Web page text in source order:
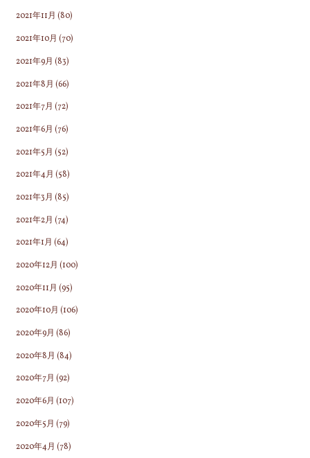
2021年11月 (80)
2021年10月 (70)
2021年9月 (83)
2021年8月 (66)
2021年7月 (72)
2021年6月 (76)
2021年5月 (52)
2021年4月 (58)
2021年3月 (85)
2021年2月 (74)
2021年1月 (64)
2020年12月 (100)
2020年11月 (95)
2020年10月 (106)
2020年9月 (86)
2020年8月 (84)
2020年7月 (92)
2020年6月 (107)
2020年5月 (79)
2020年4月 (78)